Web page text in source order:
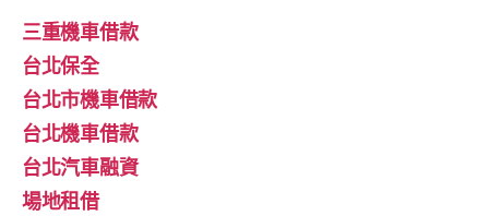
三重機車借款
台北保全
台北市機車借款
台北機車借款
台北汽車融資
場地租借